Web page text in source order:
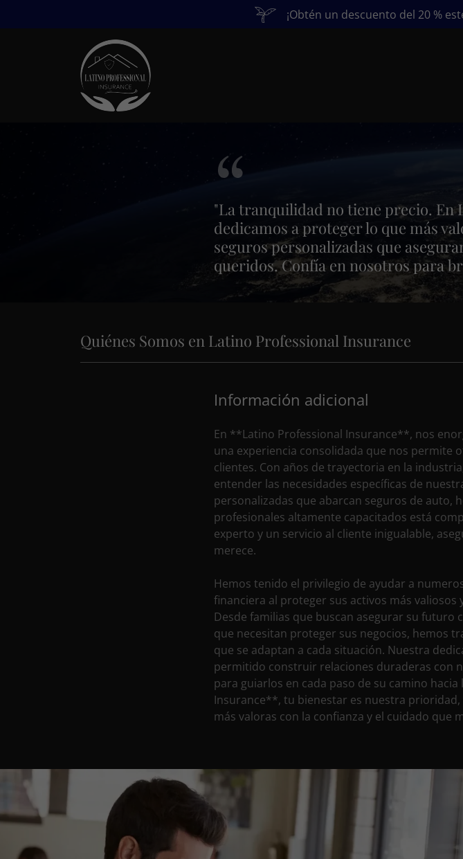
¡Obtén un descuento del 20 %
"La tranquilidad no tiene precio. En
dedicamos a proteger lo que más
seguros personalizadas que
queridos. Confía en nosotros para
Quiénes Somos en Latino Professional Insurance
Información adicional
En **Latino Professional Insurance**, nos
una experiencia consolidada que nos permite
clientes. Con años de trayectoria en la
entender las necesidades específicas de
personalizadas que abarcan seguros de auto,
profesionales altamente capacitados está
experto y un servicio al cliente inigualable,
merece.
Hemos tenido el privilegio de ayudar a
financiera al proteger sus activos más
Desde familias que buscan asegurar su
que necesitan proteger sus negocios, hemos
que se adaptan a cada situación. Nuestra
permitido construir relaciones duraderas con
para guiarlos en cada paso de su camino
Insurance**, tu bienestar es nuestra
más valoras con la confianza y el cuidado que